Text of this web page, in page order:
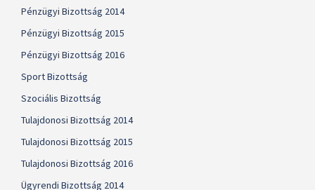
Pénzügyi Bizottság 2014
Pénzügyi Bizottság 2015
Pénzügyi Bizottság 2016
Sport Bizottság
Szociális Bizottság
Tulajdonosi Bizottság 2014
Tulajdonosi Bizottság 2015
Tulajdonosi Bizottság 2016
Ügyrendi Bizottság 2014